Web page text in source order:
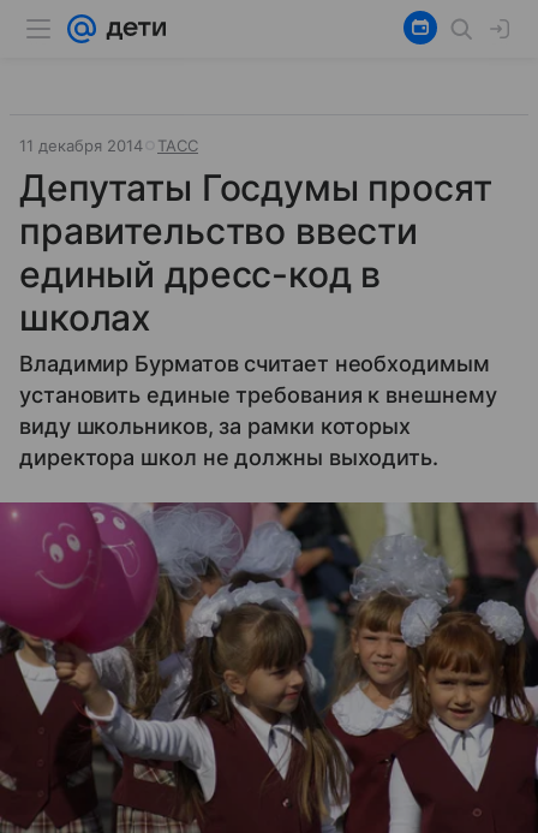
11 декабря 2014 ТАСС
Депутаты Госдумы просят
правительство ввести
единый дресс-код в
школах
Владимир Бурматов считает необходимым
установить единые требования к внешнему
виду школьников, за рамки которых
директора школ не должны выходить.